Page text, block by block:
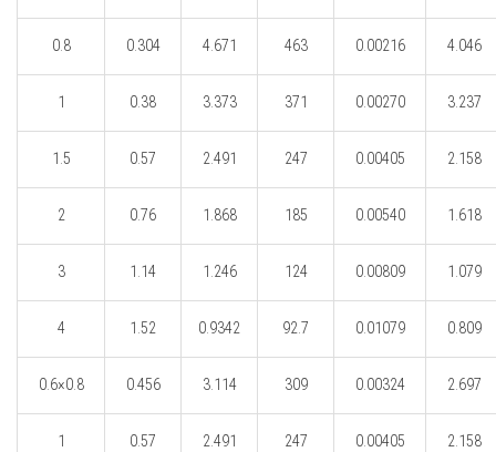
0.8 0.304 4.671 463 0.00216 4.046
1 0.38 3.373 371 0.00270 3.237
1.5 0.57 2.491 247 0.00405 2.158
2 0.76 1.868 185 0.00540 1.618
3 1.14 1.246 124 0.00809 1.079
4 1.52 0.9342 92.7 0.01079 0.809
0.6×0.8 0.456 3.114 309 0.00324 2.697
1 0.57 2.491 247 0.00405 2.158